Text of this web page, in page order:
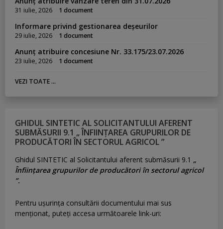
31 iulie, 2026 1 document
Informare privind gestionarea deșeurilor
29 iulie, 2026 1 document
Anunț atribuire concesiune Nr. 33.175/23.07.2026
23 iulie, 2026 1 document
VEZI TOATE ...
GHIDUL SINTETIC AL SOLICITANTULUI AFERENT
SUBMĂSURII 9.1 „ ÎNFIINȚAREA GRUPURILOR DE
PRODUCĂTORI ÎN SECTORUL AGRICOL ”
Ghidul SINTETIC al Solicitantului aferent submăsurii 9.1 „
Înființarea grupurilor de producători în sectorul agricol
”.
Pentru uşurinţa consultării documentului mai sus
menţionat, puteţi accesa următoarele link-uri: